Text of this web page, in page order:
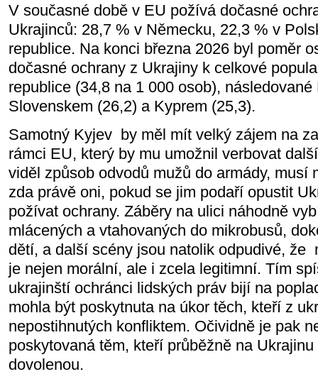
V současné době v EU požívá dočasné
Ukrajinců: 28,7 % v Německu, 22,3 % v
republice. Na konci března 2026 byl poměr
dočasné ochrany z Ukrajiny k celkové
republice (34,8 na 1 000 osob),
Slovenskem (26,2) a Kyprem (25,3).
Samotný Kyjev by měl mít velký zájem na
rámci EU, který by mu umožnil verbovat
viděl způsob odvodů mužů do armády, musí
zda právě oni, pokud se jim podaří opustit
požívat ochrany. Záběry na ulici náhodně
mlácených a vtahovaných do mikrobusů,
dětí, a další scény jsou natolik odpudivé, že
je nejen morální, ale i zcela legitimní. Tím
ukrajinští ochránci lidských práv bijí na
mohla být poskytnuta na úkor těch, kteří z
nepostihnutých konfliktem. Očividně je pak
poskytovaná těm, kteří průběžně na
dovolenou.